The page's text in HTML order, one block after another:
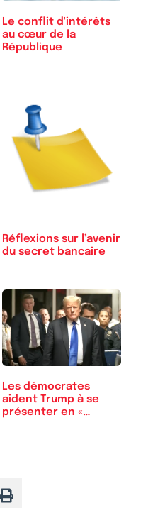
Le conflit d'intérêts
au cœur de la
République
Réflexions sur l’avenir
du secret bancaire
Les démocrates
aident Trump à se
présenter en «…